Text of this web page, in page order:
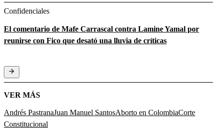
Confidenciales
El comentario de Mafe Carrascal contra Lamine Yamal por
reunirse con Fico que desató una lluvia de críticas
VER MÁS
Andrés PastranaJuan Manuel SantosAborto en ColombiaCorte
Constitucional